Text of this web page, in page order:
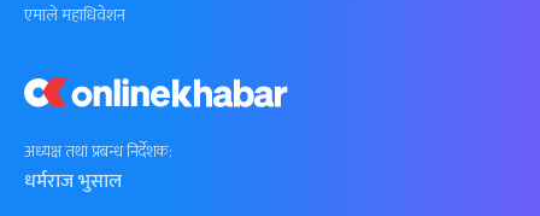
अध्यक्ष तथा प्रबन्ध निर्देशक:
धर्मराज भुसाल
एमाले महाधिवेशन